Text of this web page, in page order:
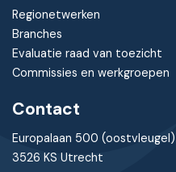
Regionetwerken
Branches
Evaluatie raad van toezicht
Commissies en werkgroepen
Contact
Europalaan 500 (oostvleugel)
3526 KS Utrecht